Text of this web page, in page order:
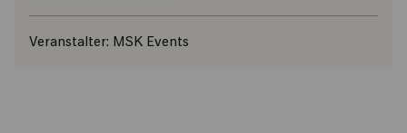
Veranstalter: MSK Events